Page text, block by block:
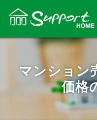
マンション
価格